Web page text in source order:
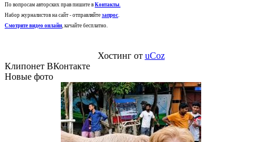
По вопросам авторских прав пишите в Контакты.
Набор журналистов на сайт - отправляйте запрос.
Смотрите видео онлайн, качайте бесплатно.
Хостинг от uCoz
Клипонет ВКонтакте
Новые фото